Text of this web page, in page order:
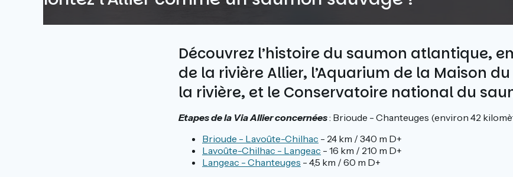
Découvrez l’histoire du saumon atlantique,
de la rivière Allier, l’Aquarium de la Maison
la rivière, et le Conservatoire national du
Etapes de la Via Allier concernées: Brioude - Chanteuges (environ 42
Brioude - Lavoûte-Chilhac - 24 km / 340 m D+
Lavoûte-Chilhac - Langeac - 16 km / 210 m D+
Langeac - Chanteuges - 4,5 km / 60 m D+